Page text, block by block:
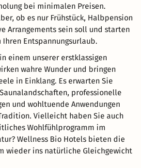
bei minimalen Preisen.
ob es nur Frühstück, Halbpension
Arrangements sein soll und starten
Entspannungsurlaub.
einem unserer erstklassigen
wahre Wunder und bringen
in Einklang. Es erwarten Sie
professionelle
und wohltuende Anwendungen
Vielleicht haben Sie auch
Wohlfühlprogramm im
Wellness Bio Hotels bieten die
wieder ins natürliche Gleichgewicht